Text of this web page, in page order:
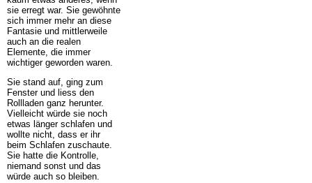
sie erregt war. Sie gewöhnte
sich immer mehr an diese
Fantasie und mittlerweile
auch an die realen
Elemente, die immer
wichtiger geworden waren.
Sie stand auf, ging zum
Fenster und liess den
Rollladen ganz herunter.
Vielleicht würde sie noch
etwas länger schlafen und
wollte nicht, dass er ihr
beim Schlafen zuschaute.
Sie hatte die Kontrolle,
niemand sonst und das
würde auch so bleiben.